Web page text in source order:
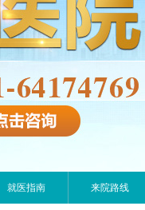
就医指南 来院路线